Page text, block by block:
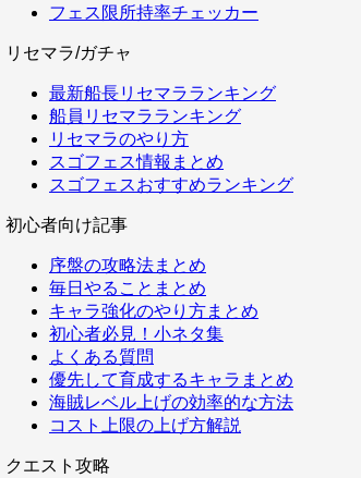
フェス限所持率チェッカー
リセマラ/ガチャ
最新船長リセマラランキング
船員リセマラランキング
リセマラのやり方
スゴフェス情報まとめ
スゴフェスおすすめランキング
初心者向け記事
序盤の攻略法まとめ
毎日やることまとめ
キャラ強化のやり方まとめ
初心者必見！小ネタ集
よくある質問
優先して育成するキャラまとめ
海賊レベル上げの効率的な方法
コスト上限の上げ方解説
クエスト攻略